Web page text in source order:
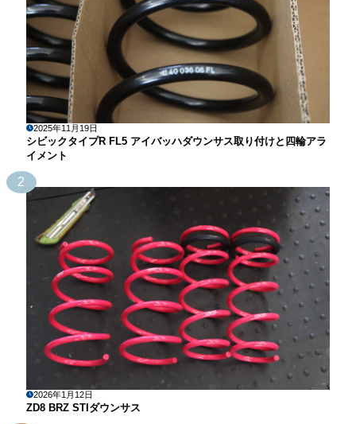
2025年11月19日
シビックタイプR FL5 アイバッハダウンサス取り付けと四輪アラ
イメント
2
2026年1月12日
ZD8 BRZ STIダウンサス